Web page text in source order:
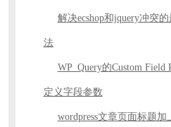
解决ecshop和jquery冲突
法
WP_Query的Custom Field
定义字段参数
wordpress文章页面标题加